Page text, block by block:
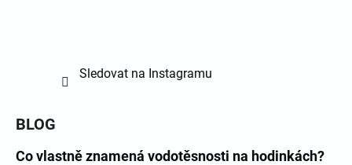
Sledovat na Instagramu
BLOG
Co vlastně znamená vodotěsnosti na hodinkách?